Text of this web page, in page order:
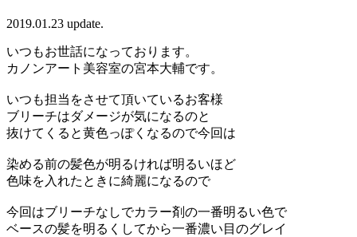
2019.01.23 update.
いつもお世話になっております。
カノンアート美容室の宮本大輔です。
いつも担当をさせて頂いているお客様
ブリーチはダメージが気になるのと
抜けてくると黄色っぽくなるので今回は
染める前の髪色が明るければ明るいほど
色味を入れたときに綺麗になるので
今回はブリーチなしでカラー剤の一番明るい色で
ベースの髪を明るくしてから一番濃い目のグレイ